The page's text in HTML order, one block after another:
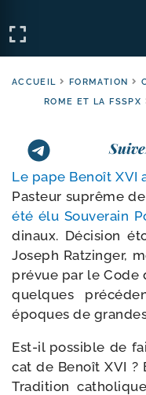
ACCUEIL FORMATION
ROME ET LA FSSPX
Le pape Benoît XVI
Pasteur suprême de
été élu Souverain
di­naux. Décision
Joseph Ratzinger,
pré­vue par le Code
quelques
époques de
Est-​il pos­sible de
cat de Benoît XVI ?
Tradition